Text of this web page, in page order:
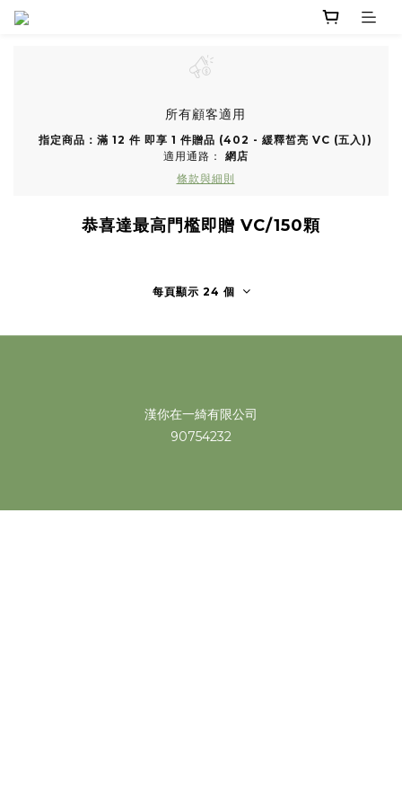
所有顧客適用
指定商品：滿 12 件 即享 1 件贈品 (402 - 緩釋皙亮 VC (五入))
適用通路： 網店
條款與細則
恭喜達最高門檻即贈 VC/150顆
每頁顯示 24 個
漢你在一綺有限公司
90754232